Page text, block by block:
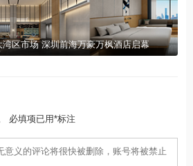
区市场 深圳前海万豪万枫酒店启幕
必填项已用*标注